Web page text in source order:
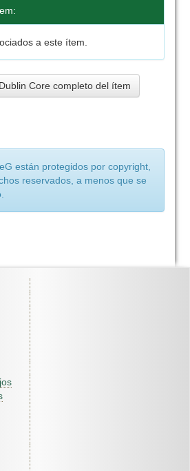
a este ítem.
Core completo del ítem
están protegidos por copyright,
reservados, a menos que se